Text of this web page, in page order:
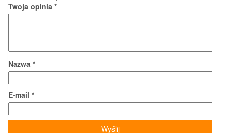
Twoja opinia *
Nazwa *
E-mail *